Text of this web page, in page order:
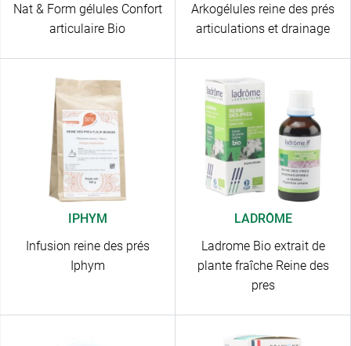
Nat & Form gélules Confort
articulaire Bio
Arkogélules reine des prés
articulations et drainage
IPHYM
Infusion reine des prés
Iphym
LADRÔME
Ladrome Bio extrait de
plante fraîche Reine des
pres